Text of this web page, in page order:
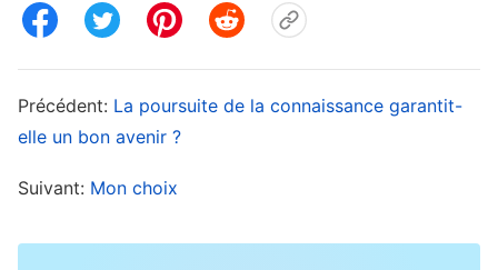
souvent occupée à suivre des cours de
également participer aux différentes activités
organisées par l’université pour gagner des
était très chargé. De plus, dans les universités
Précédent: La poursuite de la connaissance garantit-
elle un bon avenir ?
Suivant: Mon choix